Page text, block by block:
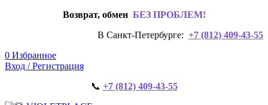
Возврат, обмен БЕЗ ПРОБЛЕМ!
В Санкт-Петербурге: +7 (812) 409-43-55
0 Избранное
Вход / Регистрация
📞 +7 (812) 409-43-55